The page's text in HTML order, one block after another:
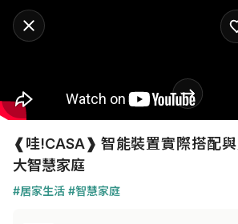
❰哇!CASA❱ 智能裝置實際搭配
大智慧家庭
#居家生活 #智慧家庭